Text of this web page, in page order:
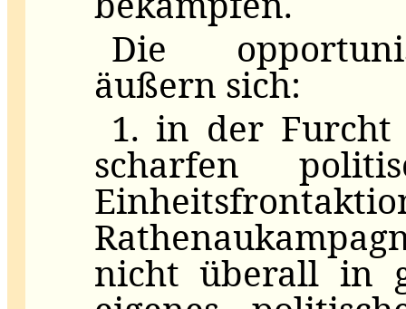
Die
äußern sich:
1. in der
scharfen
nicht überall in